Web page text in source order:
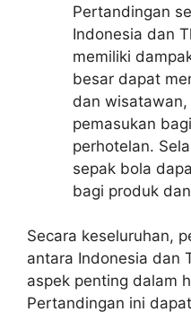
Pertandingan
Indonesia dan
memiliki
besar dapat
dan
pemasukan
perhotelan.
sepak bola
bagi produk
Secara keseluruhan,
antara Indonesia dan
aspek penting dalam
Pertandingan ini